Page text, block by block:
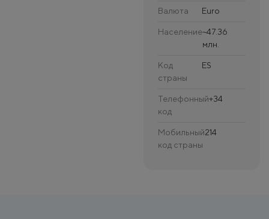
Валюта Euro
Население~47.36
млн.
Код
страны
ES
Телефонный
код
+34
Мобильный
код страны
214